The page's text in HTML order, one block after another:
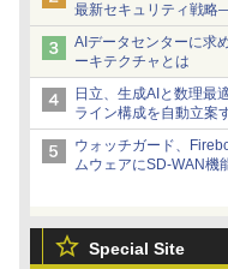
最新セキュリティ戦
年度戦略を説明
AIデータセンターに求
ーキテクチャとは
日立、生成AIと数理最
ライン構成を自動立案
ウォッチガード、
ムウェアにSD-WAN機
Special Site